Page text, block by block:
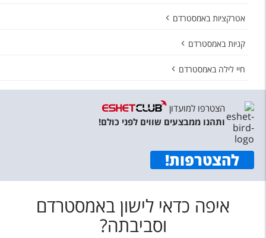
נגישות
עקבו אחרינו
אטרקציות באמסטרדם
קניות באמסטרדם
חיי לילה באמסטרדם
הצטרפו למועדון
ותהנו ממבצעים שווים לפני כולם!
להצטרפות!
איפה כדאי לישון באמסטרדם
וסביבתה?